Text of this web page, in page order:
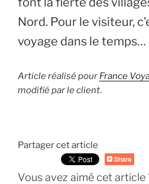
Nord. Pour le visiteur,
voyage dans le temps…
Article réalisé pour France
modifié par le client.
Partager cet article
Vous avez aimé cet article